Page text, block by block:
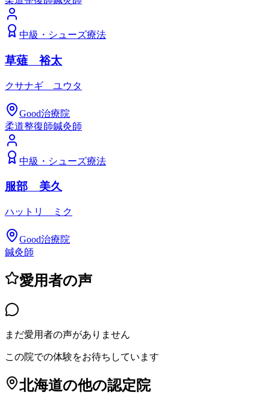
中級 ・ シューズ療法
草薙 裕太
クサナギ ユウタ
Good治療院
柔道整復師鍼灸師
中級 ・ シューズ療法
服部 美久
ハットリ ミク
Good治療院
鍼灸師
愛用者の声
まだ愛用者の声がありません
この院での体験をお待ちしています
北海道の他の認定院